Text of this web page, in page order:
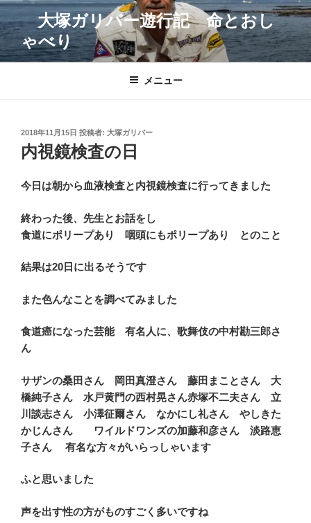
コ
ン
テ
ン
大塚ガリバー遊行記 命とおし
ゃべり
メニュー
投
日:
2018年11月15日 投稿者: 大塚ガリバー
内視鏡検査の日
今日は朝から血液検査と内視鏡検査に行ってきました
終わった後、先生とお話をし
食道にポリープあり 咽頭にもポリープあり とのこと
結果は20日に出るそうです
また色んなことを調べてみました
食道癌になった芸能 有名人に、歌舞伎の中村勘三郎さ
ん
サザンの桑田さん 岡田真澄さん 藤田まことさん 大
橋純子さん 水戸黄門の西村晃さん赤塚不二夫さん 立
川談志さん 小澤征爾さん なかにし礼さん やしきた
かじんさん ワイルドワンズの加藤和彦さん 淡路恵
子さん 有名な方々がいらっしゃいます
ふと思いました
声を出す性の方がものすごく多いですね